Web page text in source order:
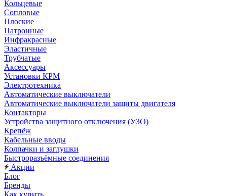
Кольцевые
Сопловые
Плоские
Патронные
Инфракрасные
Эластичные
Трубчатые
Аксессуары
Установки КРМ
Электротехника
Автоматические выключатели
Автоматические выключатели защиты двигателя
Контакторы
Устройства защитного отключения (УЗО)
Крепёж
Кабельные вводы
Колпачки и заглушки
Быстроразъёмные соединения
Акции
Блог
Бренды
Как купить